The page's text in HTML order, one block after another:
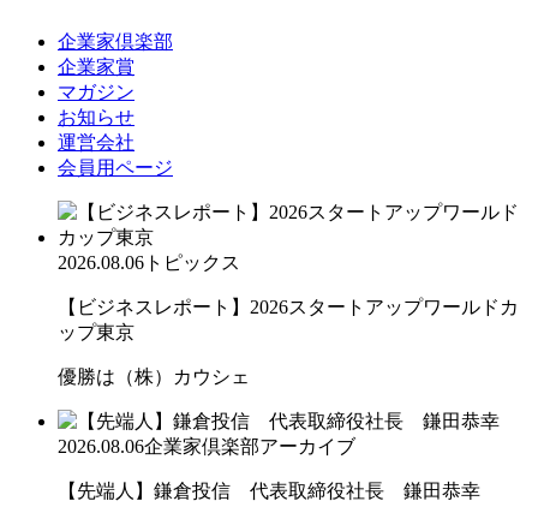
企業家倶楽部
企業家賞
マガジン
お知らせ
運営会社
会員用ページ
2026.08.06 トピックス
【ビジネスレポート】2026スタートアップワールドカ
ップ東京
優勝は（株）カウシェ
2026.08.06企業家倶楽部アーカイブ
【先端人】鎌倉投信 代表取締役社長 鎌田恭幸